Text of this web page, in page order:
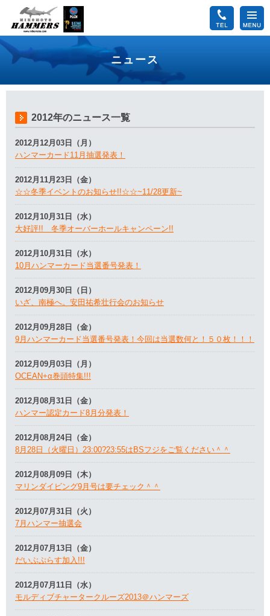
ニュース
2012年のニュース一覧
2012月12月03日（月）
ハンマーカード11月抽選発表！
2012月11月23日（金）
☆☆冬季イベントのお知らせ!!☆☆~11/28更新~
2012月10月31日（水）
大好評!! 冬季オーバーホールキャンペーン!!
2012月10月31日（水）
10月ハンマーカード当選番号発表！
2012月09月30日（日）
いざ、南極へ。安田祐希壮行会のお知らせ
2012月09月28日（金）
9月ハンマーカード当選番号発表！今回は当選数何と！５０枚！！！
2012月09月03日（月）
OCEAN+α巻頭特集!!!
2012月08月31日（金）
ハンマー認定カード8月分発表！
2012月08月24日（金）
8月28日（火曜日）23:00?23:55はBSフジをご覧ください＾＾
2012月08月09日（木）
マリンダイビング9月号は要チェック＾＾
2012月07月31日（火）
7月ハンマー抽選会
2012月07月13日（金）
だいぶぷらす加入!!!
2012月07月11日（水）
モルディブチャータークルーズ2013＠ハンマーズ